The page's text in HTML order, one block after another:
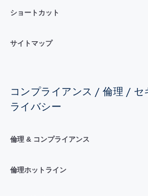
ショートカット
サイトマップ
コンプライアンス / 倫理 / セ
ライバシー
倫理 & コンプライアンス
倫理ホットライン